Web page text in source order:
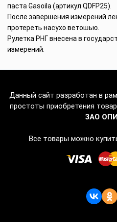
паста Gasoila (артикул QDFP25).
После завершения измерений
протереть насухо ветошью.
Рулетка РНГ внесена в
измерений.
Данный сайт разработан в
простоты приобретения
ЗАО
Все товары можно